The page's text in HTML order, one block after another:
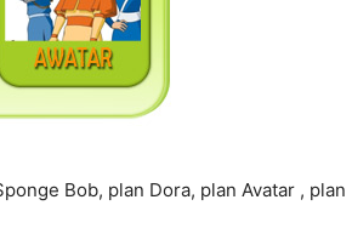
Bob, plan Dora, plan Avatar , plan